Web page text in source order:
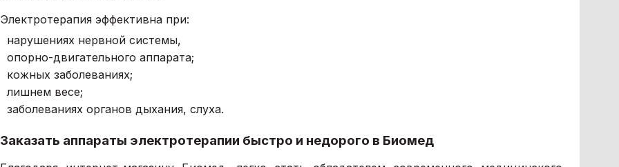
Электротерапия эффективна при:
нарушениях нервной системы,
опорно-двигательного аппарата;
кожных заболеваниях;
лишнем весе;
заболеваниях органов дыхания, слуха.
Заказать аппараты электротерапии быстро и недорого в Биомед